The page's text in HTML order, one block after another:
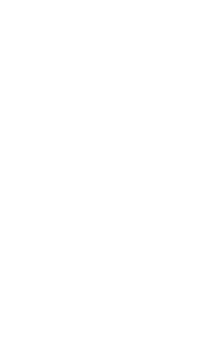
NEL SETTORE